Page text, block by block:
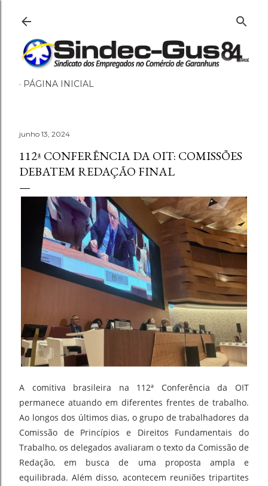
PÁGINA INICIAL
junho 13, 2024
112ª CONFERÊNCIA DA OIT: COMISSÕES
DEBATEM REDAÇÃO FINAL
A comitiva brasileira na 112ª Conferência da OIT
permanece atuando em diferentes frentes de trabalho.
Ao longos dos últimos dias, o grupo de trabalhadores da
Comissão de Princípios e Direitos Fundamentais do
Trabalho, os delegados avaliaram o texto da Comissão de
Redação, em busca de uma proposta ampla e
equilibrada. Além disso, acontecem reuniões tripartites